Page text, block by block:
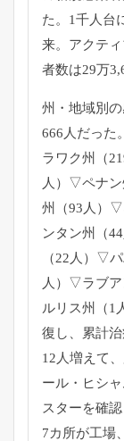
た。1千人台
来。アクテ
者数は29万
州・ 地域別
666人だった。
ラワク州（
人）▽ペナ
州（93人）▽
ンタン州（
（22人）▽
人）▽ラブ
ルリス州（1
復し、
累計
12人増えて
ール・ヒシャ
スターを確
7カ所が工場